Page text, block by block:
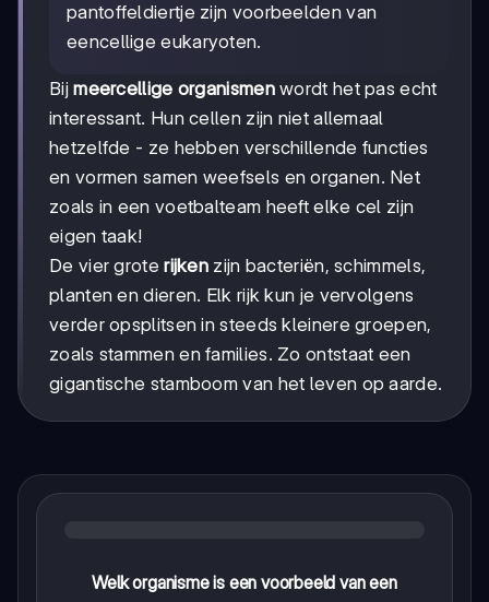
pantoffeldiertje zijn voorbeelden van
eencellige eukaryoten.
Bijmeercellige organismenwordt het pas echt
interessant. Hun cellen zijn niet allemaal
hetzelfde - ze hebben verschillende functies
en vormen samen weefsels en organen. Net
zoals in een voetbalteam heeft elke cel zijn
eigen taak!
De vier groterijken zijn bacteriën, schimmels,
planten en dieren. Elk rijk kun je vervolgens
verder opsplitsen in steeds kleinere groepen,
zoals stammen en families. Zo ontstaat een
gigantische stamboom van het leven op aarde.
Welk organisme is een voorbeeld van een